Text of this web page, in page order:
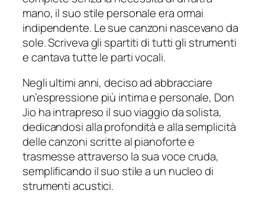
mano, il suo stile personale era ormai
indipendente. Le sue canzoni nascevano da
sole. Scriveva gli spartiti di tutti gli strumenti
e cantava tutte le parti vocali.
Negli ultimi anni, deciso ad abbracciare
un’espressione più intima e personale, Don
Jio ha intrapreso il suo viaggio da solista,
dedicandosi alla profondità e alla semplicità
delle canzoni scritte al pianoforte e
trasmesse attraverso la sua voce cruda,
semplificando il suo stile a un nucleo di
strumenti acustici.